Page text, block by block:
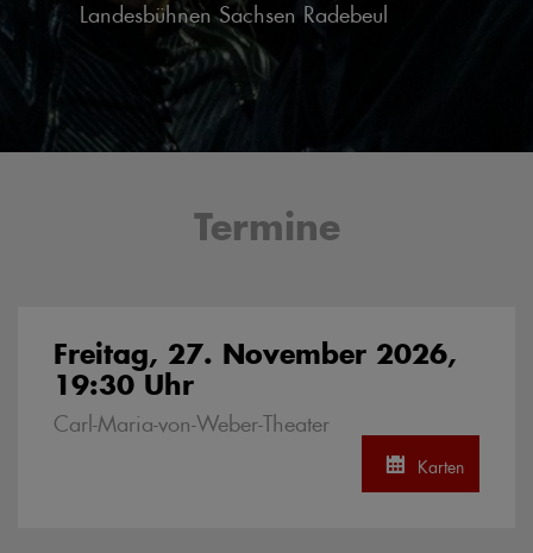
Landesbühnen Sachsen Radebeul
Termine
Freitag, 27. November 2026,
19:30 Uhr
Carl-Maria-von-Weber-Theater
Karten